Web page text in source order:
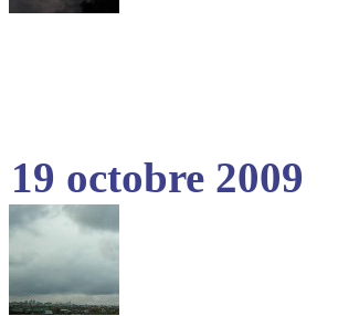
19 octobre 2009